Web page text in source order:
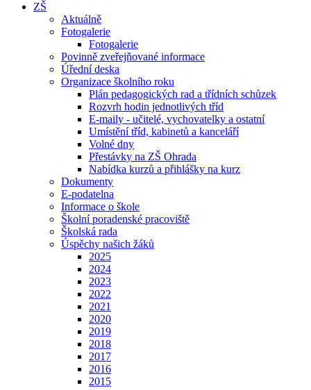
ZŠ
Aktuálně
Fotogalerie
Fotogalerie
Povinně zveřejňované informace
Úřední deska
Organizace školního roku
Plán pedagogických rad a třídních schůzek
Rozvrh hodin jednotlivých tříd
E-maily - učitelé, vychovatelky a ostatní
Umístění tříd, kabinetů a kanceláří
Volné dny
Přestávky na ZŠ Ohrada
Nabídka kurzů a přihlášky na kurz
Dokumenty
E-podatelna
Informace o škole
Školní poradenské pracoviště
Školská rada
Úspěchy našich žáků
2025
2024
2023
2022
2021
2020
2019
2018
2017
2016
2015